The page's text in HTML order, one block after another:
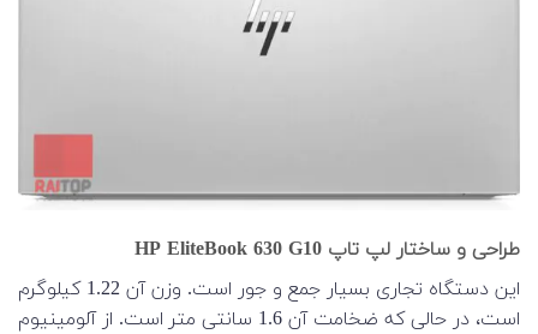
طراحی و ساختار لپ تاپ HP EliteBook 630 G10
این دستگاه تجاری بسیار جمع و جور است. وزن آن 1.22 کیلوگرم
است، در حالی که ضخامت آن 1.6 سانتی متر است. از آلومینیوم